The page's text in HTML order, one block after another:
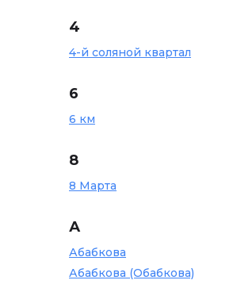
4
4-й соляной квартал
6
6 км
8
8 Марта
А
Абабкова
Абабкова (Обабкова)